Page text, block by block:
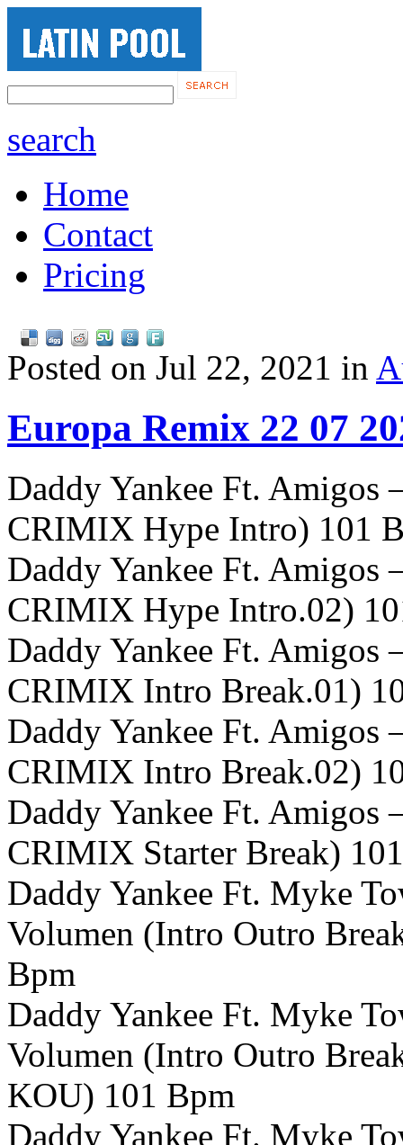
search
Home
Contact
Pricing
Posted on Jul 22, 2021 in
Europa Remix 22 07
Daddy Yankee Ft. Amigos
CRIMIX Hype Intro) 101
Daddy Yankee Ft. Amigos
CRIMIX Hype Intro.02)
Daddy Yankee Ft. Amigos
CRIMIX Intro Break.01)
Daddy Yankee Ft. Amigos
CRIMIX Intro Break.02)
Daddy Yankee Ft. Amigos
CRIMIX Starter Break)
Daddy Yankee Ft. Myke
Volumen (Intro Outro
Bpm
Daddy Yankee Ft. Myke
Volumen (Intro Outro
KOU) 101 Bpm
Daddy Yankee Ft. Myke